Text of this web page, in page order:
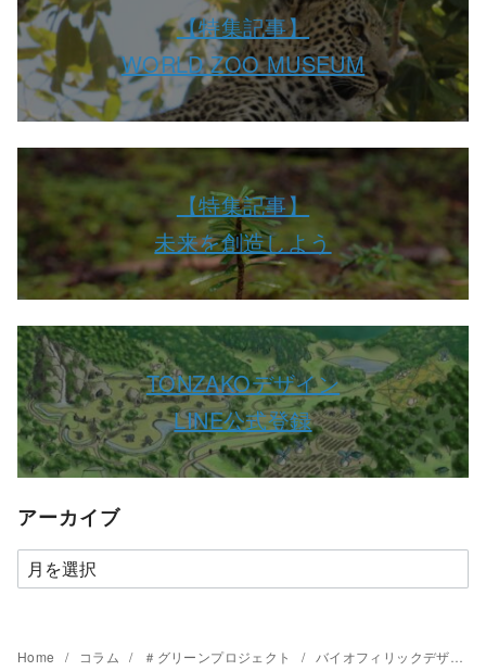
【特集記事】
WORLD ZOO MUSEUM
【特集記事】
未来を創造しよう
TONZAKOデザイン
LINE公式登録
アーカイブ
ア
ー
イ
Home コラム ＃グリーンプロジェクト バイオフィリックデザインって何？ ～SDGs・カーボンニュートラル・オフィス・緑化・ストレスフリー～